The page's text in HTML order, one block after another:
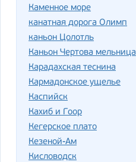
Каменное море
канатная дорога Олимп
каньон Цолотль
Каньон Чертова мельница
Карадахская теснина
Кармадонское ущелье
Каспийск
Кахиб и Гоор
Кегерское плато
Кезеной-Ам
Кисловодск